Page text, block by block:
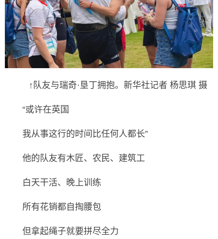
↑队友与瑞奇·垦丁拥抱。新华社记者 杨思琪 摄
“或许在英国
我从事这行的时间比任何人都长”
他的队友有木匠、农民、建筑工
白天干活、晚上训练
所有花销都自掏腰包
但拿起绳子就要拼尽全力